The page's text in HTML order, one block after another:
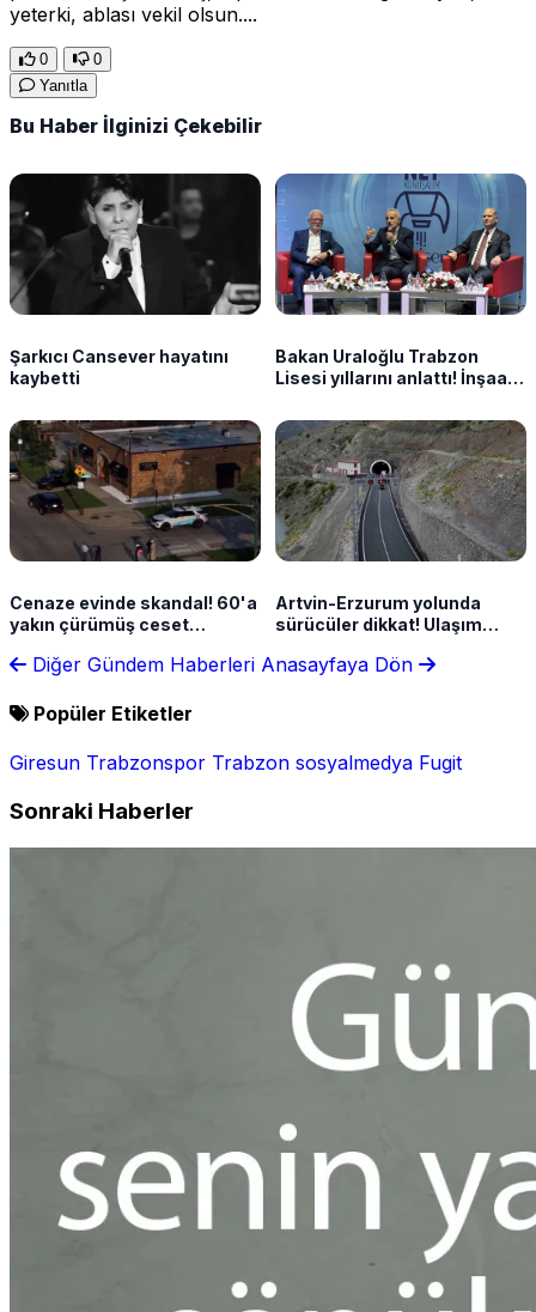
yeterki, ablası vekil olsun....
0
0
Yanıtla
Bu Haber İlginizi Çekebilir
Şarkıcı Cansever hayatını
kaybetti
Bakan Uraloğlu Trabzon
Lisesi yıllarını anlattı! İnşaat
Cenaze evinde skandal! 60'a
yakın çürümüş ceset
Artvin-Erzurum yolunda
sürücüler dikkat! Ulaşım
Diğer Gündem Haberleri Anasayfaya Dön
Popüler Etiketler
Giresun Trabzonspor Trabzon sosyalmedya Fugit
Sonraki Haberler